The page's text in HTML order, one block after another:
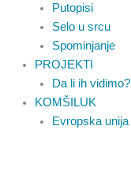
Putopisi
Selo u srcu
Spominjanje
PROJEKTI
Da li ih vidimo?
KOMŠILUK
Evropska unija